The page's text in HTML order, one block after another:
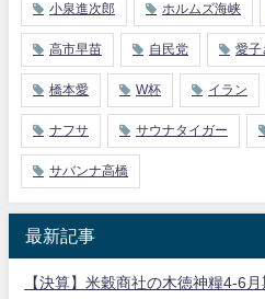
小泉進次郎 ホルムズ海峡
高市早苗 自民党 愛子
橋本愛 W杯 イラン
ナフサ サウナタイガー
サバンナ高橋
最新記事
【決算】米穀商社の木徳神糧4-6